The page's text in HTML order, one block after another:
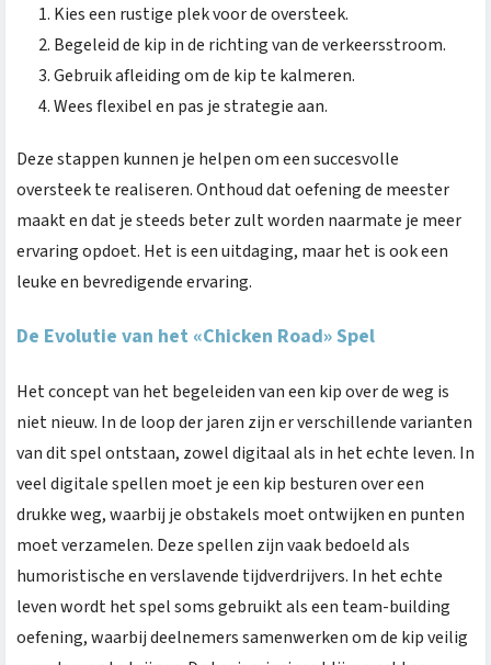
Kies een rustige plek voor de oversteek.
Begeleid de kip in de richting van de verkeersstroom.
Gebruik afleiding om de kip te kalmeren.
Wees flexibel en pas je strategie aan.
Deze stappen kunnen je helpen om een succesvolle
oversteek te realiseren. Onthoud dat oefening de meester
maakt en dat je steeds beter zult worden naarmate je meer
ervaring opdoet. Het is een uitdaging, maar het is ook een
leuke en bevredigende ervaring.
De Evolutie van het «Chicken Road» Spel
Het concept van het begeleiden van een kip over de weg is
niet nieuw. In de loop der jaren zijn er verschillende varianten
van dit spel ontstaan, zowel digitaal als in het echte leven. In
veel digitale spellen moet je een kip besturen over een
drukke weg, waarbij je obstakels moet ontwijken en punten
moet verzamelen. Deze spellen zijn vaak bedoeld als
humoristische en verslavende tijdverdrijvers. In het echte
leven wordt het spel soms gebruikt als een team-building
oefening, waarbij deelnemers samenwerken om de kip veilig